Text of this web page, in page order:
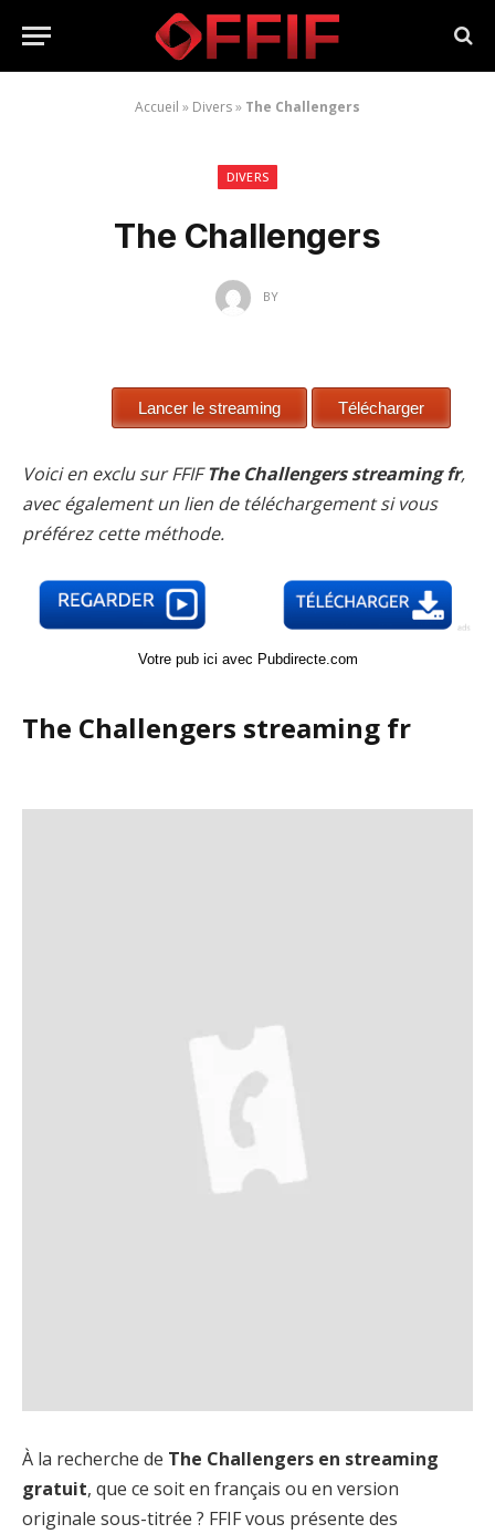
Accueil » Divers» The Challengers
DIVERS
The Challengers
BY
Voici en exclu sur FFIFThe Challengers streaming fr,
avec également un lien de téléchargement si vous
préférez cette méthode.
Votre pub ici avec Pubdirecte.com
The Challengers streaming fr
À la recherche de The Challengers en streaming
gratuit, que ce soit en français ou en version
originale sous-titrée ? FFIF vous présente des